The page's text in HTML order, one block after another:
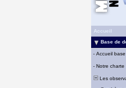
Accueil
Base de
- Accueil
- Notre charte
Les